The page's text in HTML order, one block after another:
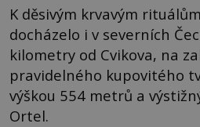
K děsivým krvavým
docházelo i v severních
kilometry od Cvikova, na
pravidelného kupovitého
výškou 554 metrů a
Ortel.